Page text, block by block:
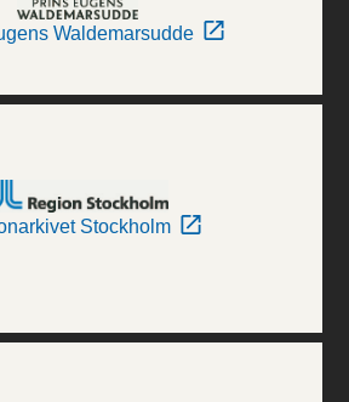
Waldemarsudde
Stockholm